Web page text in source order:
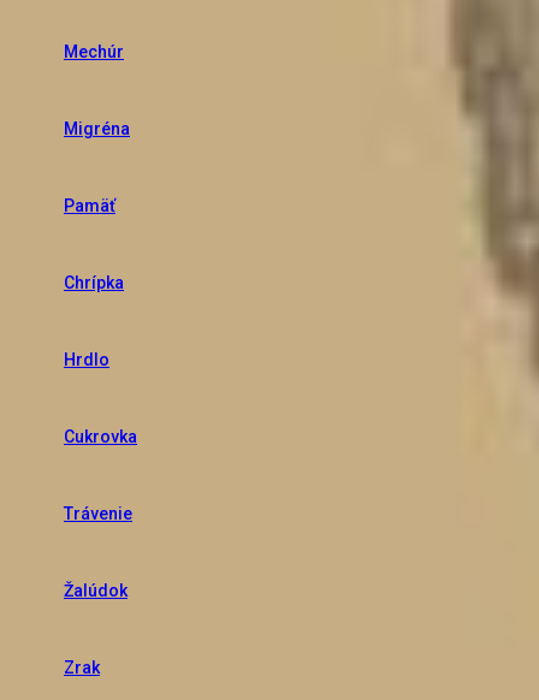
Mechúr
Migréna
Pamäť
Chrípka
Hrdlo
Cukrovka
Trávenie
Žalúdok
Zrak